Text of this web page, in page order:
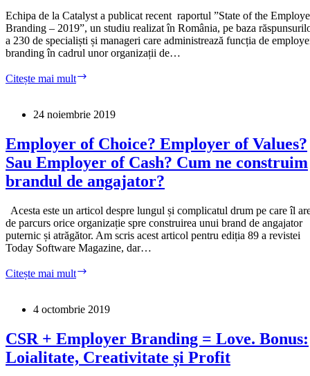
Echipa de la Catalyst a publicat recent raportul ”State of the
Branding – 2019”, un studiu realizat în România, pe baza
a 230 de specialiști și manageri care administrează funcția de
branding în cadrul unor organizații de…
Citește mai mult
Employer
România,
2019:
mai
foarte
până
departe.
24 noiembrie 2019
Employer of Choice? Employer of Values?
Sau Employer of Cash? Cum ne construim
brandul de angajator?
Acesta este un articol despre lungul și complicatul drum pe care îl
de parcurs orice organizație spre construirea unui brand de angajator
puternic și atrăgător. Am scris acest articol pentru ediția 89 a revistei
Today Software Magazine, dar…
Citește mai mult
Employer
Values?
Sau
Employer
4 octombrie 2019
CSR + Employer Branding = Love. Bonus:
Loialitate, Creativitate și Profit